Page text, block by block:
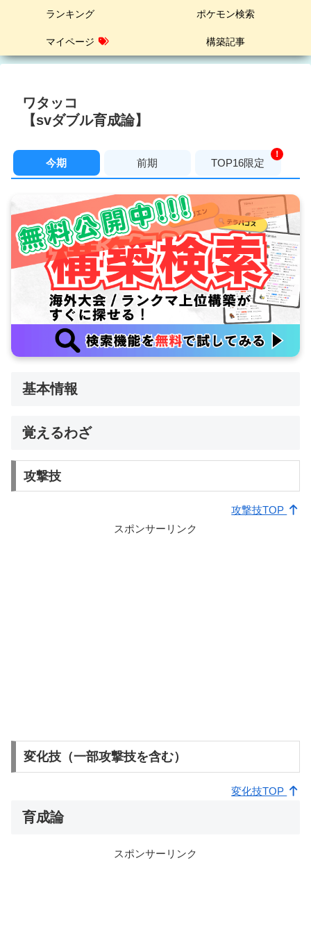
ランキング ポケモン検索
マイページ 構築記事
ワタッコ
【svダブル育成論】
今期 前期 TOP16限定
！
基本情報
覚えるわざ
攻撃技
攻撃技TOP
スポンサーリンク
変化技（一部攻撃技を含む）
変化技TOP
育成論
スポンサーリンク